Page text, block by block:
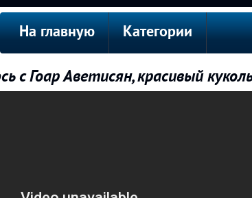
На главную Категории
с Гоар Аветисян, красивый